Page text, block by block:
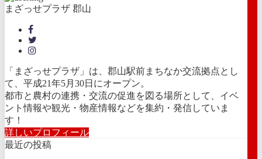
まざっせプラザ 郡山
「まざっせプラザ」は、郡山駅前まちなか交流拠点とし
て、平成21年5月30日にオープン。
都市と農村の連携・交流の促進を図る場所として、イベ
ント情報や観光・物産情報などを集約・発信していま
す！
詳しいプロフィール
最近の投稿